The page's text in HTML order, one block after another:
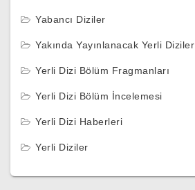
Yabancı Diziler
Yakında Yayınlanacak Yerli Diziler
Yerli Dizi Bölüm Fragmanları
Yerli Dizi Bölüm İncelemesi
Yerli Dizi Haberleri
Yerli Diziler